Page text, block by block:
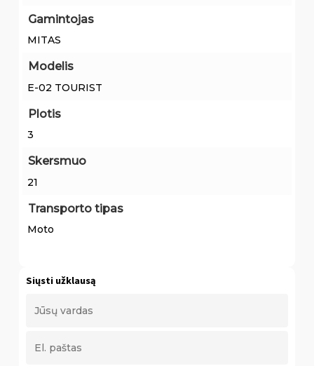
Gamintojas
MITAS
Modelis
E-02 TOURIST
Plotis
3
Skersmuo
21
Transporto tipas
Moto
Siųsti užklausą